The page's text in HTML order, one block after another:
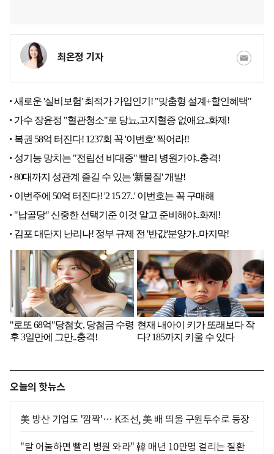
최온정 기자
오늘의 핫뉴스
美 방산 기업도 '깜짝'… K조선, 美 배 띄울 구원투수로 등장
"말 어눌하면 빨리 병원 와라" 韓 매년 10만명 걸리는 질환